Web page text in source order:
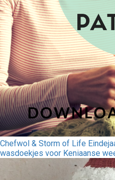
Chefwol & Storm of Life
wasdoekjes voor Keniaanse